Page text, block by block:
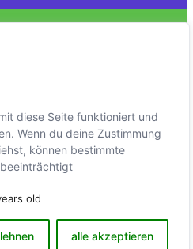
diese Seite funktioniert und
Wenn du deine Zustimmung
können bestimmte
old
alle akzeptieren